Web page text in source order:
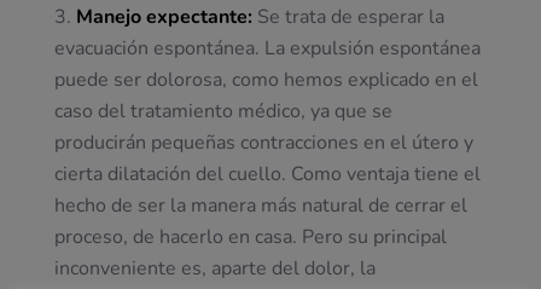
Manejo expectante: Se trata de esperar la
evacuación espontánea. La expulsión espontánea
puede ser dolorosa, como hemos explicado en el
caso del tratamiento médico, ya que se
producirán pequeñas contracciones en el útero y
cierta dilatación del cuello. Como ventaja tiene el
hecho de ser la manera más natural de cerrar el
proceso, de hacerlo en casa. Pero su principal
inconveniente es, aparte del dolor, la